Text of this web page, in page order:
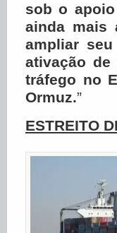
sob o
ainda mais
ampliar
ativação
tráfego no
Ormuz.”
ESTREITO